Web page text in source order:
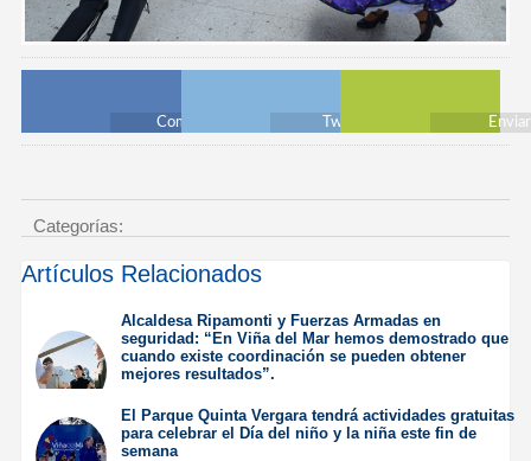
Compartir Twittear Enviar
Categorías:
Artículos Relacionados
Alcaldesa Ripamonti y Fuerzas Armadas en
seguridad: “En Viña del Mar hemos demostrado que
cuando existe coordinación se pueden obtener
mejores resultados”.
2026
El Parque Quinta Vergara tendrá actividades gratuitas
para celebrar el Día del niño y la niña este fin de
semana